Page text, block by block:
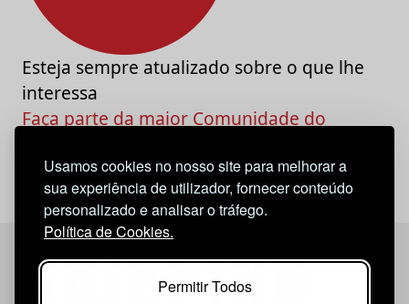
Usamos cookies no nosso site para melhorar a
sua experiência de utilizador, fornecer conteúdo
personalizado e analisar o tráfego.
Política de Cookies.
Permitir Todos
Esteja sempre atualizado sobre o que lhe
interessa
Faça parte da maior Comunidade do